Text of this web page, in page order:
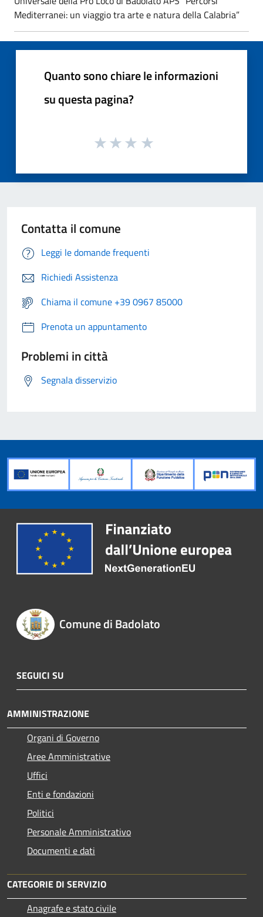
Mediterranei: un viaggio tra arte e natura della Calabria”
Quanto sono chiare le informazioni
su questa pagina?
Contatta il comune
Leggi le domande frequenti
Richiedi Assistenza
Chiama il comune +39 0967 85000
Prenota un appuntamento
Problemi in città
Segnala disservizio
Comune di Badolato
SEGUICI SU
AMMINISTRAZIONE
Organi di Governo
Aree Amministrative
Uffici
Enti e fondazioni
Politici
Personale Amministrativo
Documenti e dati
CATEGORIE DI SERVIZIO
Anagrafe e stato civile